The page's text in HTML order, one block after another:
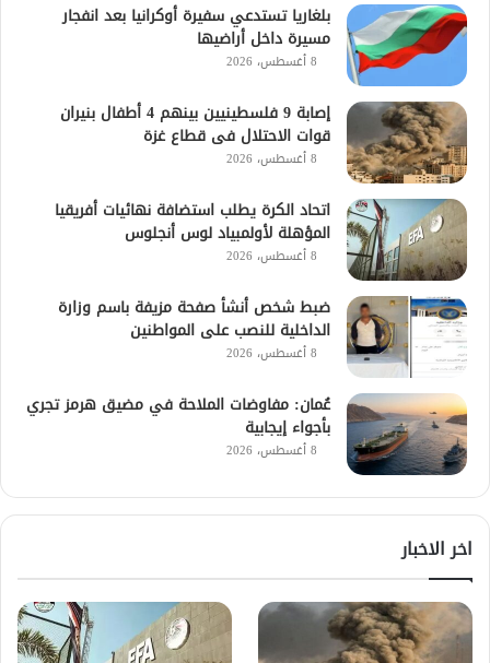
بلغاريا تستدعي سفيرة أوكرانيا بعد انفجار
مسيرة داخل أراضيها
8 أغسطس، 2026
إصابة 9 فلسطينيين بينهم 4 أطفال بنيران
قوات الاحتلال فى قطاع غزة
8 أغسطس، 2026
اتحاد الكرة يطلب استضافة نهائيات أفريقيا
المؤهلة لأولمبياد لوس أنجلوس
8 أغسطس، 2026
ضبط شخص أنشأ صفحة مزيفة باسم وزارة
الداخلية للنصب على المواطنين
8 أغسطس، 2026
عُمان: مفاوضات الملاحة في مضيق هرمز تجري
بأجواء إيجابية
8 أغسطس، 2026
اخر الاخبار